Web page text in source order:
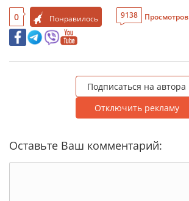
0 Понравилось 9138 Просмотров
Подписаться на автора
Отключить рекламу
Оставьте Ваш комментарий: